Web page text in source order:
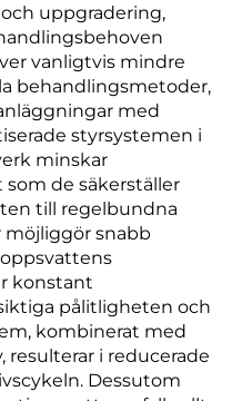
uppgradering,
vanligtvis mindre
behandlingsmetoder,
med
styrsystemen i
minskar
de säkerställer
till regelbundna
snabb
konstant
pålitligheten och
kombinerat med
resulterar i reducerade
Dessutom